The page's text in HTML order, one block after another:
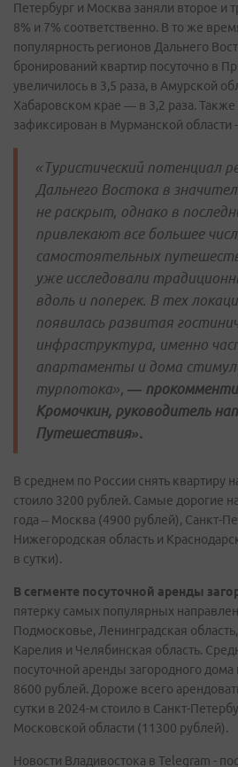
Петербург и Москва заняли второе и
8% и 7% соответственно. В то же
популярность регионов Дальнего
бронирований квартир посуточно в
увеличилось в 3,5 раза, в Амурской
Хабаровском крае — в 3,2 раза. Также
зафиксирован в Мурманской области -
«Туристический потенциал
Дальнего Востока в
не раскрыт, однако в
привлекают все большее
самостоятельных
уже исследовали
вдоль и поперек. В тех
появилась развитая
инфраструктура, именно
апартаменты и дома
турпотока», —
Кромочкин, руководитель
Путешествия».
В среднем по России снять квартиру
стоило 3200 рублей. Самые дорогие
года – Москва (4900 рублей), Санкт-
Нижегородская область и
в сутки).
В сегменте посуточной аренды
пятерку самых популярных
Подмосковье, Ленинградская
Карелия и Челябинская область.
посуточной аренды загородного дома
8600 рублей. Дороже всего
сутки в 2024-м стоило в Санкт-
Московской области (11300 рублей).
Новости Владивостока в Telegram -